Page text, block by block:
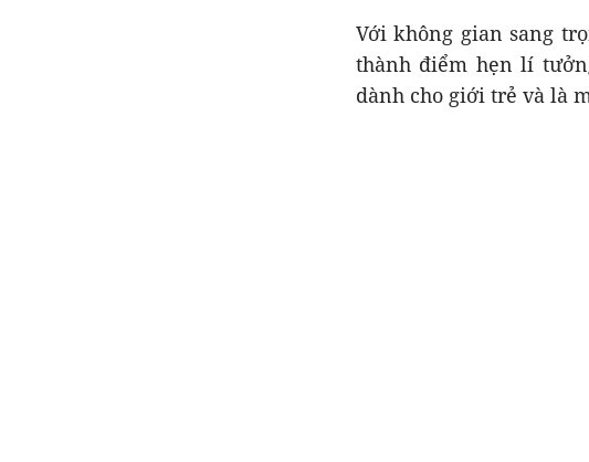
Với không gian sang
thành điểm hẹn lí
dành cho giới trẻ và là